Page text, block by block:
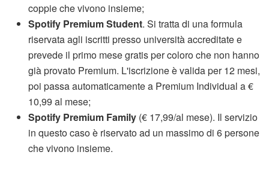
coppie che vivono insieme;
Spotify Premium Student. Si tratta di una formula
riservata agli iscritti presso università accreditate e
prevede il primo mese gratis per coloro che non hanno
già provato Premium. L'iscrizione è valida per 12 mesi,
poi passa automaticamente a Premium Individual a €
10,99 al mese;
Spotify Premium Family (€ 17,99/al mese). Il servizio
in questo caso è riservato ad un massimo di 6 persone
che vivono insieme.